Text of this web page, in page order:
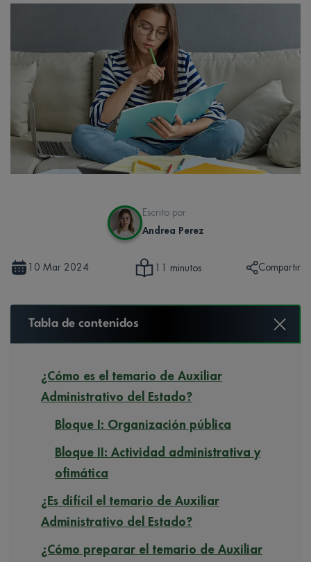
Escrito por
Andrea Perez
10 Mar 2024 11 minutos Compartir
Tabla de contenidos
¿Cómo es el temario de Auxiliar
Administrativo del Estado?
Bloque I: Organización pública
Bloque II: Actividad administrativa y
ofimática
¿Es difícil el temario de Auxiliar
Administrativo del Estado?
¿Cómo preparar el temario de Auxiliar